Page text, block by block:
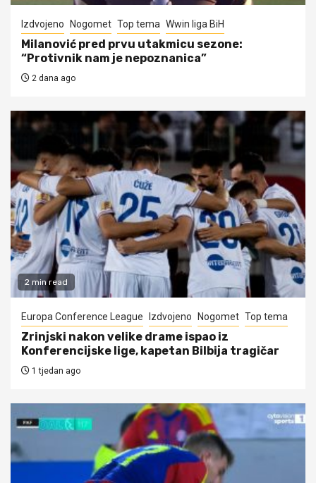
Izdvojeno Nogomet Top tema Wwin liga BiH
Milanović pred prvu utakmicu sezone:
“Protivnik nam je nepoznanica”
2 dana ago
2 min read
Europa Conference League Izdvojeno Nogomet Top tema
Zrinjski nakon velike drame ispao iz
Konferencijske lige, kapetan Bilbija tragičar
1 tjedan ago